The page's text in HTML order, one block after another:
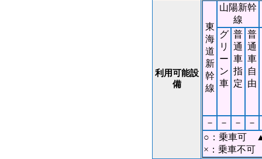
利用可能設
備
東
海
道
新
幹
線
山陽新幹
線
グ
リ
ー
ン
車
普
通
車
指
定
普
通
車
自
由
－ － －
－
○：乗車可
×：乗車不可